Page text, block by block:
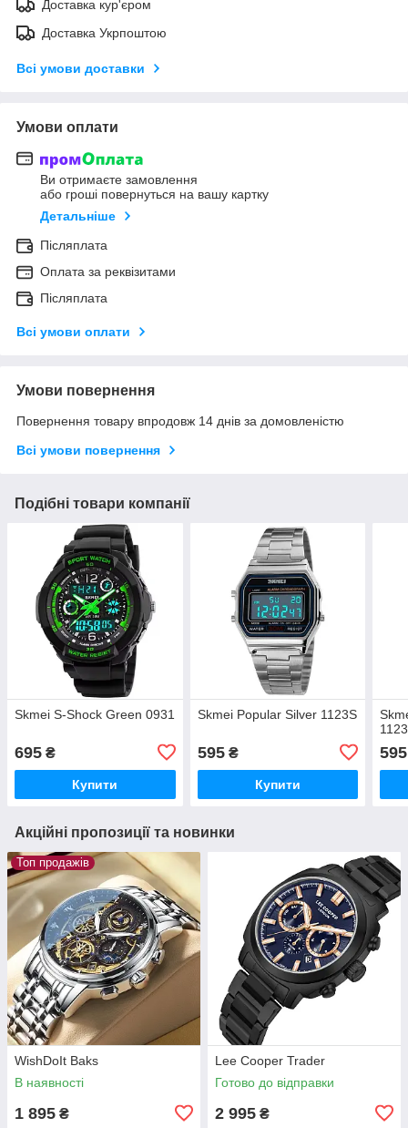
Доставка кур'єром
Доставка Укрпоштою
Всі умови доставки
Умови оплати
Ви отримаєте замовлення
або гроші повернуться на вашу картку
Детальніше
Післяплата
Оплата за реквізитами
Післяплата
Всі умови оплати
Умови повернення
Повернення товару впродовж 14 днів за домовленістю
Всі умови повернення
Подібні товари компанії
Skmei S-Shock Green 0931
695 ₴
Купити
Skmei Popular Silver 1123S
595₴
Купити
595
Акційні пропозиції та новинки
Топ продажів
WishDoIt Baks
В наявності
1 895 ₴
Lee Cooper Trader
Готово до відправки
2 995 ₴